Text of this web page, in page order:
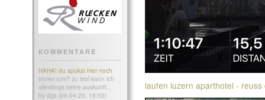
KOMMENTARE
HAHA! du spukst hier noch
immer rum? zu tirol kann ich
allerdings keine auskunft...
by dgs (04.04.20, 18:02)
laufen luzern aparthotel -